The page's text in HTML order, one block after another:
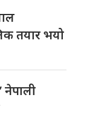
तयार भयो
नेपाली